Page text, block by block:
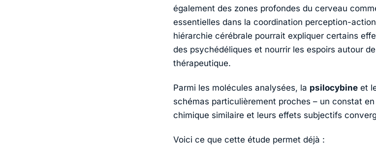
également des zones profondes du cerveau
essentielles dans la coordination perception-
hiérarchie cérébrale pourrait expliquer certains
des psychédéliques et nourrir les espoirs autour
thérapeutique.
Parmi les molécules analysées, la psilocybine et
schémas particulièrement proches – un constat
chimique similaire et leurs effets subjectifs
Voici ce que cette étude permet déjà :